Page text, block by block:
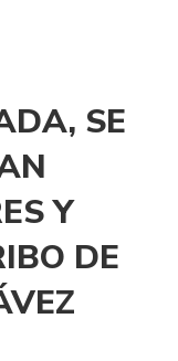
SE
Y
DE